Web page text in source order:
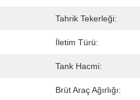
Tahrik Tekerleği:
İletim Türü:
Tank Hacmi:
Brüt Araç Ağırlığı: